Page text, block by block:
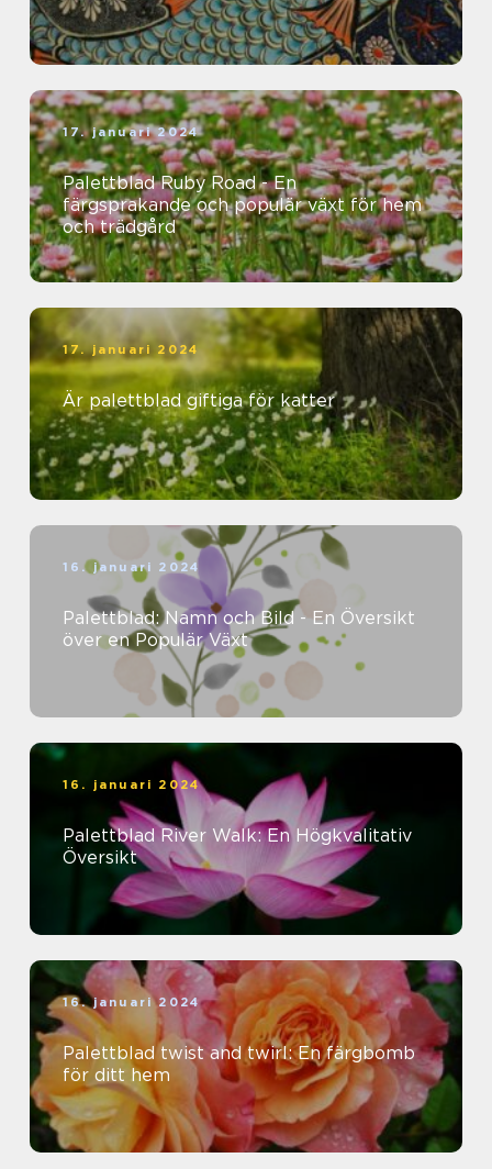
17. januari 2024
Palettblad Ruby Road - En
färgsprakande och populär växt för hem
och trädgård
17. januari 2024
Är palettblad giftiga för katter
16. januari 2024
Palettblad: Namn och Bild - En Översikt
över en Populär Växt
16. januari 2024
Palettblad River Walk: En Högkvalitativ
Översikt
16. januari 2024
Palettblad twist and twirl: En färgbomb
för ditt hem